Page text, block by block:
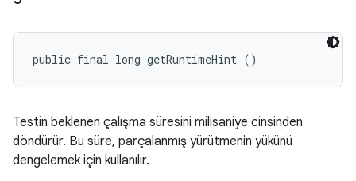
public final long getRuntimeHint ()
Testin beklenen çalışma süresini milisaniye cinsinden
döndürür. Bu süre, parçalanmış yürütmenin yükünü
dengelemek için kullanılır.